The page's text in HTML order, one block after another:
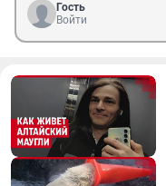
Гость
Войти